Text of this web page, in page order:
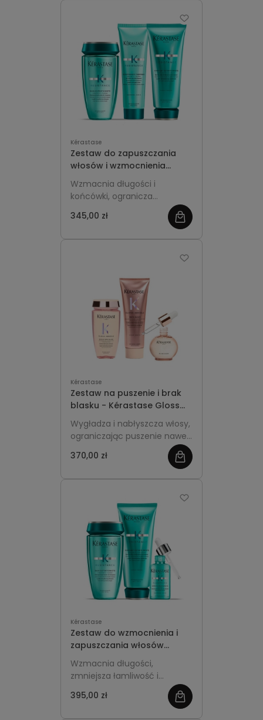
Kérastase
Zestaw do zapuszczania
włosów i wzmocnienia
długości -Kérastase
Résistance Extentioniste
Wzmacnia długości i
końcówki, ogranicza
przed ciepłem, dzięki czemu
345,00 zł
zobacz
więcej
Kérastase
Zestaw na puszenie i brak
blasku - Kérastase Gloss
Absolu Anti-Frizz Essentials
Wygładza i nabłyszcza włosy,
ograniczając puszenie nawet
do 4 dni. Codzienny zestaw:
delikatne mycie, nawilżenie
370,00 zł
zobacz
więcej
Kérastase
Zestaw do wzmocnienia i
zapuszczania włosów
długich - Kérastase
Résistance Extentioniste
Wzmacnia długości,
zmniejsza łamliwość i
rozdwajanie końców, dzięki
czemu włosy mogą rosnąć
395,00 zł
zobacz